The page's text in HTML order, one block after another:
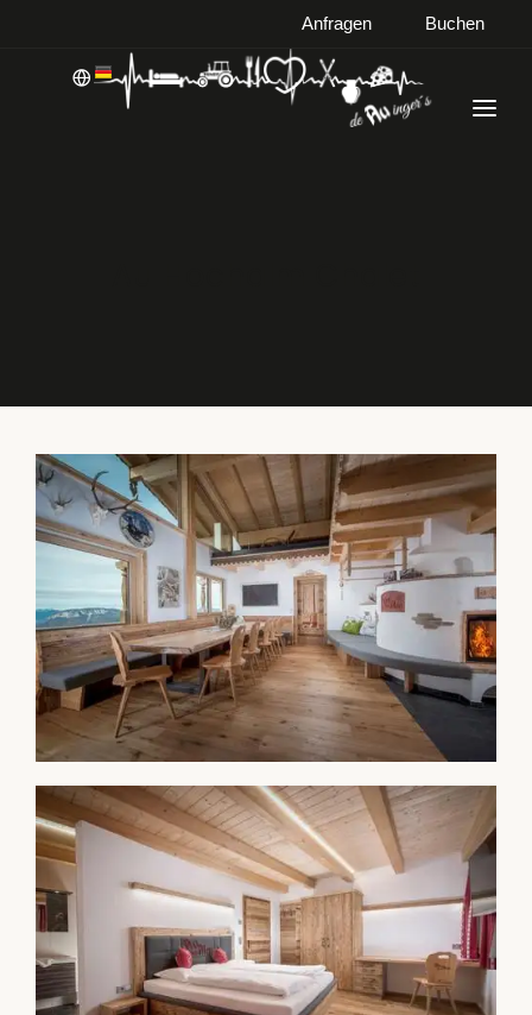
Anfragen Buchen
Willkommen
Veranstaltungen
Wetterbericht
Wohnen
AU Pension
Kulinarik
AU Alm
Landwirtschaft
Almabtrieb